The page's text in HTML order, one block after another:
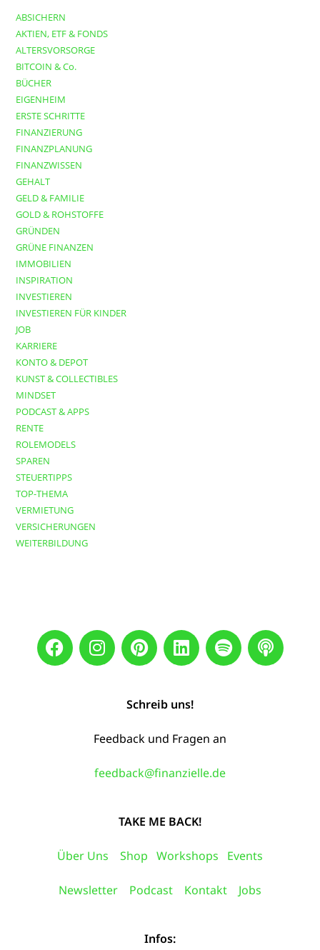
ABSICHERN
AKTIEN, ETF & FONDS
ALTERSVORSORGE
BITCOIN & Co.
BÜCHER
EIGENHEIM
ERSTE SCHRITTE
FINANZIERUNG
FINANZPLANUNG
FINANZWISSEN
GEHALT
GELD & FAMILIE
GOLD & ROHSTOFFE
GRÜNDEN
GRÜNE FINANZEN
IMMOBILIEN
INSPIRATION
INVESTIEREN
INVESTIEREN FÜR KINDER
JOB
KARRIERE
KONTO & DEPOT
KUNST & COLLECTIBLES
MINDSET
PODCAST & APPS
RENTE
ROLEMODELS
SPAREN
STEUERTIPPS
TOP-THEMA
VERMIETUNG
VERSICHERUNGEN
WEITERBILDUNG
Schreib uns!
Feedback und Fragen an
feedback@finanzielle.de
TAKE ME BACK!
Über Uns Shop Workshops Events
Newsletter Podcast Kontakt Jobs
Infos: